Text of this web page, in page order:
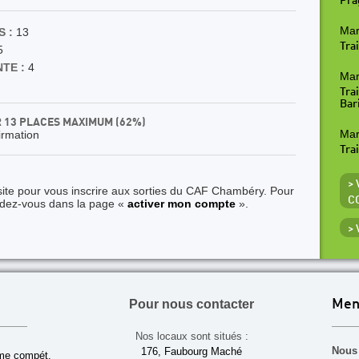
: 13
: 4
13 PLACES MAXIMUM (62%)
pour vous inscrire aux sorties du CAF Chambéry. Pour
vous dans la page « activer mon compte ».
>
>
compét.
Pour nous contacter
Nos locaux sont situés :
176, Faubourg Maché